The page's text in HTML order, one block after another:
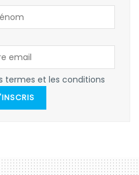
termes et les conditions